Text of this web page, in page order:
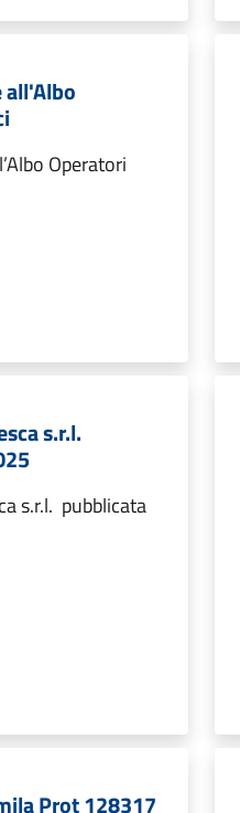
all'Albo
Operatori
s.r.l.
s.r.l. pubblicata
Prot 128317